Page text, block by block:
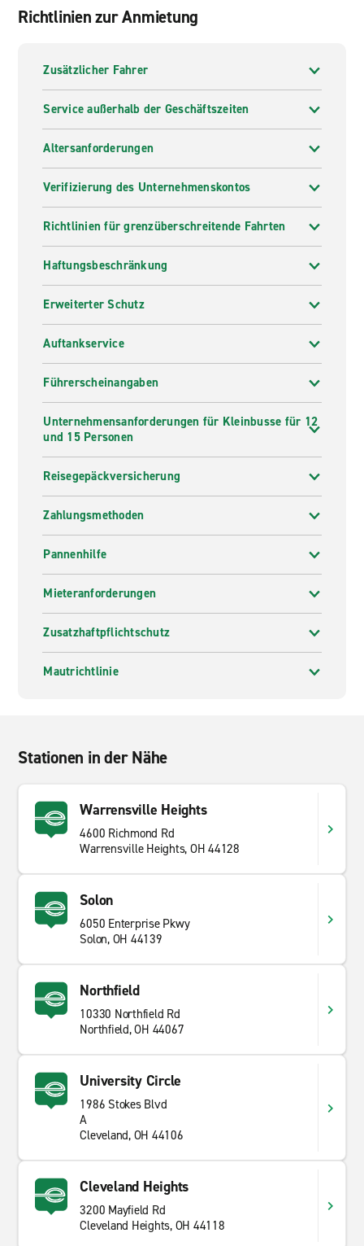
Richtlinien zur Anmietung
Zusätzlicher Fahrer
Service außerhalb der Geschäftszeiten
Altersanforderungen
Verifizierung des Unternehmenskontos
Richtlinien für grenzüberschreitende Fahrten
Haftungsbeschränkung
Erweiterter Schutz
Auftankservice
Führerscheinangaben
Unternehmensanforderungen für Kleinbusse für 12
und 15 Personen
Reisegepäckversicherung
Zahlungsmethoden
Pannenhilfe
Mieteranforderungen
Zusatzhaftpflichtschutz
Mautrichtlinie
Stationen in der Nähe
Warrensville Heights
4600 Richmond Rd
Warrensville Heights, OH 44128
Solon
6050 Enterprise Pkwy
Solon, OH 44139
Northfield
10330 Northfield Rd
Northfield, OH 44067
University Circle
1986 Stokes Blvd
A
Cleveland, OH 44106
Cleveland Heights
3200 Mayfield Rd
Cleveland Heights, OH 44118